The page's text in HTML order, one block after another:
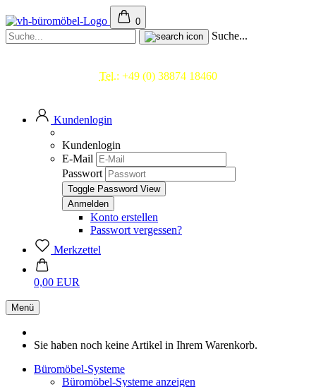
0
Suche...
Tel.: +49 (0) 38874 18460
Kundenlogin
Kundenlogin
E-Mail
Passwort
Toggle Password View
Konto erstellen
Passwort vergessen?
Merkzettel
0,00 EUR
Menü
Sie haben noch keine Artikel in Ihrem Warenkorb.
Büromöbel-Systeme
Büromöbel-Systeme anzeigen